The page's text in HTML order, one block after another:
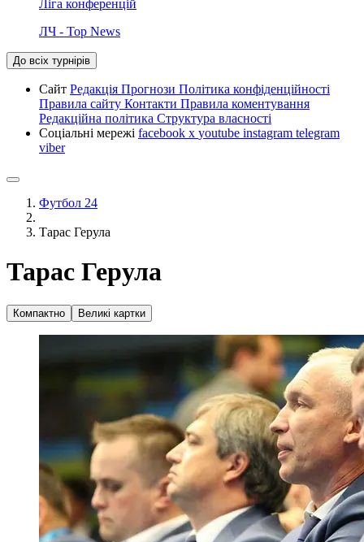
Ліга конференцій
ЛЧ - Top News
До всіх турнірів
Сайт Редакція Прогнози Політика конфіденційності
Правила сайту Контакти Правила коментування
Редакційна політика Структура власності
Соціальні мережі facebook x youtube instagram telegram
viber
Футбол 24
Тарас Герула
Тарас Герула
Компактно Великі картки